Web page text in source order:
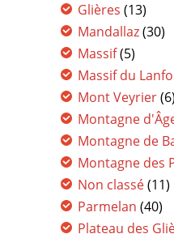
Glières (13)
Mandallaz(30)
Massif(5)
Massif du
Mont Veyrier(6)
Montagne
Montagne de
Montagne des
Non classé(11)
Parmelan (40)
Plateau des